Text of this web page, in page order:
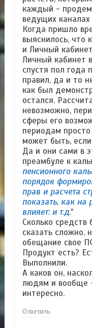
каждый -
ведущих
Когда пришло
выяснилось, что
и Личный
Личный кабинет
спустя пол года
правил, да и то
как был
остался.
невозможно,
сферы его
периодам
может быть,
Да и они сами в
преамбуле к
пенсионного
порядок
прав и расчета
показать, как на
влияет: и т.д."
Сколько
сказать сложно,
обещание свое
Продукт есть?
Выполнили.
А каков он,
людям и вообще
интересно.
Ответить